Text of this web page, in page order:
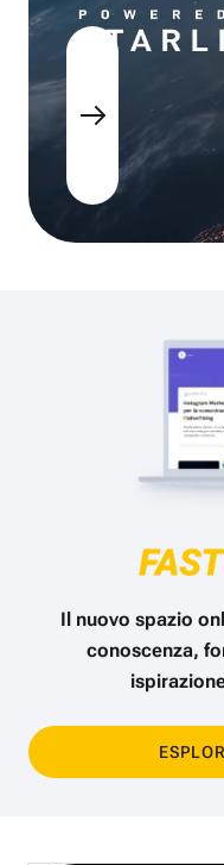
Il nuovo spazio
conoscenza,